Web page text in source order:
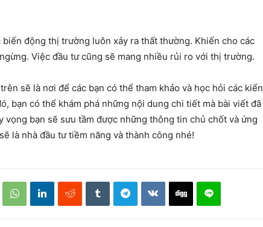
động thị trường luôn xảy ra thất thường. Khiến cho các
Việc đầu tư cũng sẽ mang nhiều rủi ro với thị trường.
sẽ là nơi để các bạn có thể tham khảo và học hỏi các kiến
bạn có thể khám phá những nội dung chi tiết mà bài viết đã
vọng bạn sẽ sưu tầm được những thông tin chủ chốt và ứng
là nhà đầu tư tiềm năng và thành công nhé!